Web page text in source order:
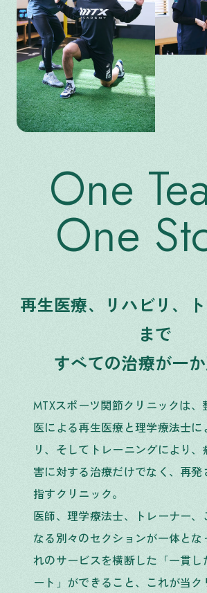
One
One
再生医療、リハビリ、
まで
すべての治療が一か
MTXスポーツ関節クリニックは、
医による再生医療と理学療法士に
リ、そしてトレーニングにより
害に対する治療だけでなく、再発
指すクリニック。
医師、理学療法士、トレーナー、
なる別々のセクションが一体とな
れのサービスを横断した「一貫し
ート」ができること、これが当ク